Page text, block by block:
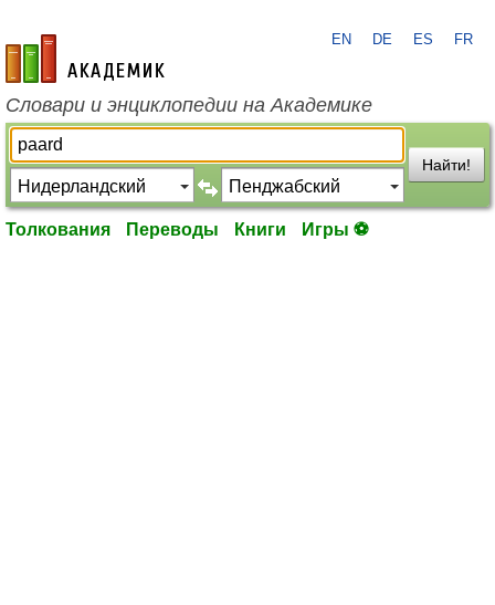
academic.ru
EN DE ES FR
Словари и энциклопедии на Академике
Найти!
Толкования Переводы Книги Игры ⚽